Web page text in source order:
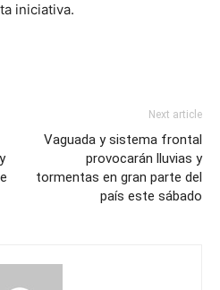
iniciativa.
Next article
Vaguada y sistema frontal
provocarán lluvias y
tormentas en gran parte del
país este sábado